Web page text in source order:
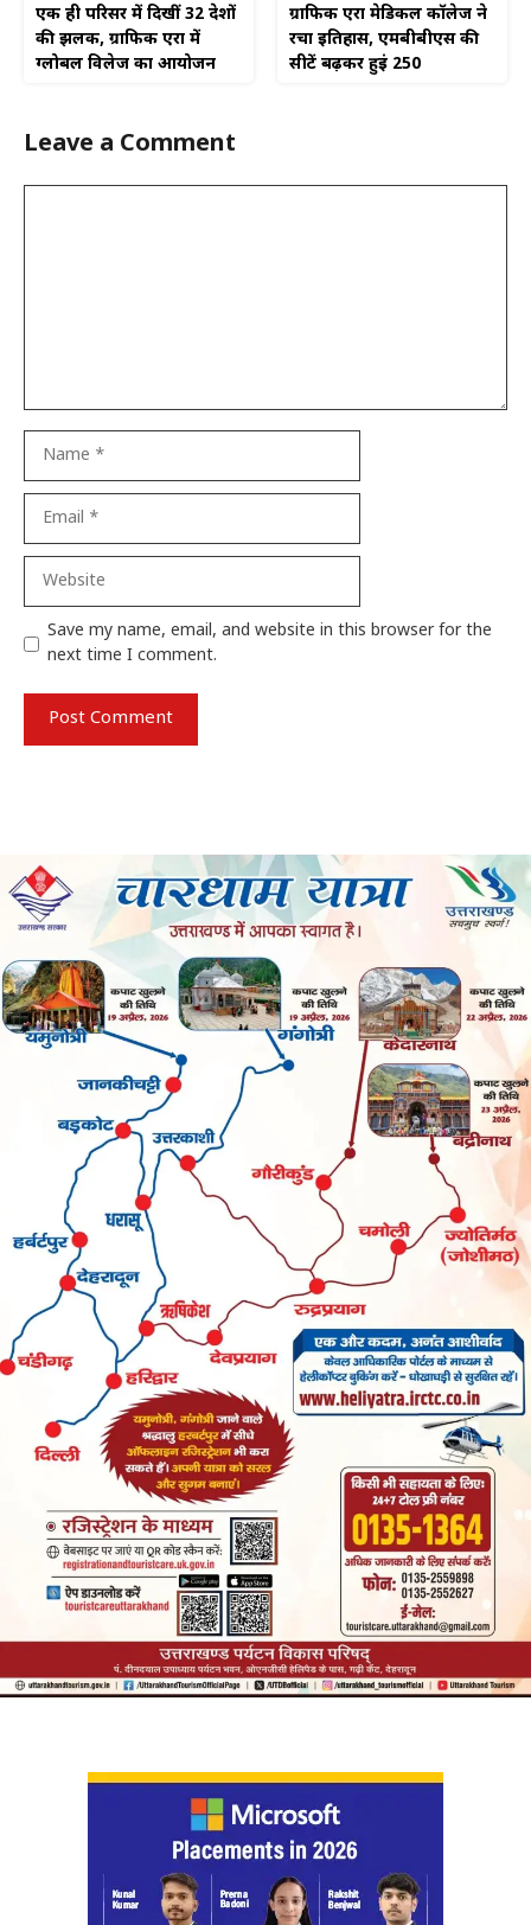
एक ही परिसर में दिखीं 32 देशों
की झलक, ग्राफिक एरा में
ग्लोबल विलेज का आयोजन
ग्राफिक एरा मेडिकल कॉलेज ने
रचा इतिहास, एमबीबीएस की
सीटें बढ़कर हुईं 250
Leave a Comment
Website
Save my name, email, and website in this browser for the
next time I comment.